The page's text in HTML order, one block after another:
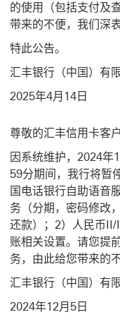
的使用（包括支付及
带来的不便，我们深表
特此公告。
汇丰银行（中国）有
2025年4月14日
尊敬的汇丰信用卡客户
因系统维护，2024年
59分期间，我行将暂
国电话银行自助语音
务（分期，密码修改
还款）；2）人民币
账相关设置。请您提
务，由此给您带来的
汇丰银行（中国）有
2024年12月5日